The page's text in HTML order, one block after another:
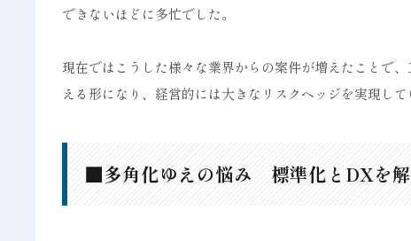
できないほどに多忙でした。
現在ではこうした様々な業界からの案件が増えたことで
える形になり、経営的には大きなリスクヘッジを実現して
■多角化ゆえの悩み 標準化とDXを解